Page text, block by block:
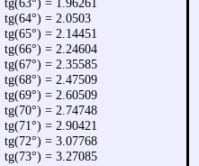
tg(64°) = 2.0503
tg(65°) = 2.14451
tg(66°) = 2.24604
tg(67°) = 2.35585
tg(68°) = 2.47509
tg(69°) = 2.60509
tg(70°) = 2.74748
tg(71°) = 2.90421
tg(72°) = 3.07768
tg(73°) = 3.27085